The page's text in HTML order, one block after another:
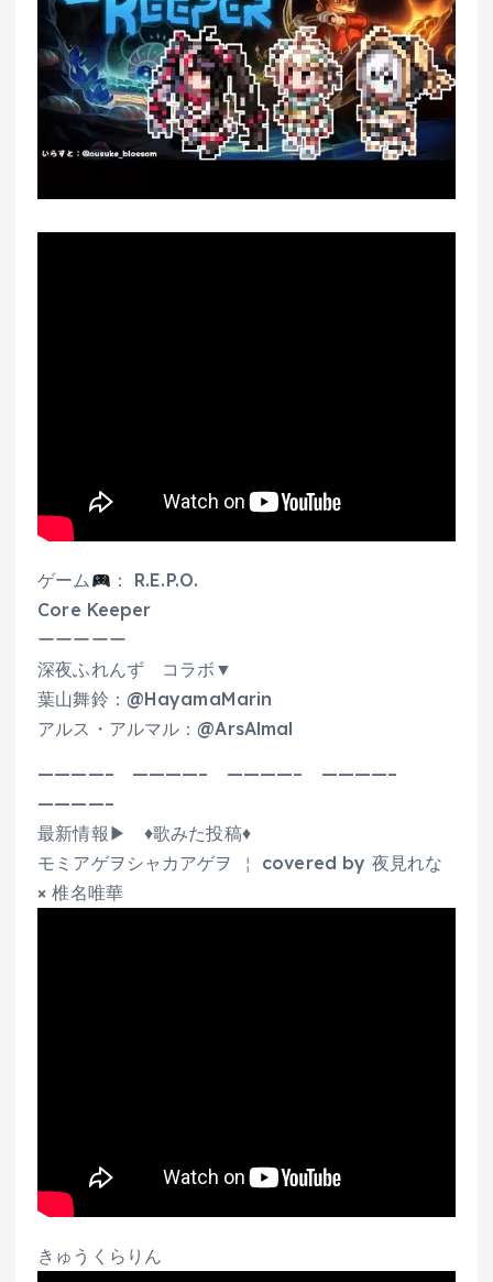
ゲーム
： R.E.P.O.
Core Keeper
ーーーーー
深夜ふれんず コラボ▼
葉山舞鈴：@HayamaMarin
アルス・アルマル：@ArsAlmal
————– ————– ————– ————–
————–
最新情報▶ ♦歌みた投稿♦
モミアゲヲシャカアゲヲ ￤ covered by 夜見れな
× 椎名唯華
きゅうくらりん